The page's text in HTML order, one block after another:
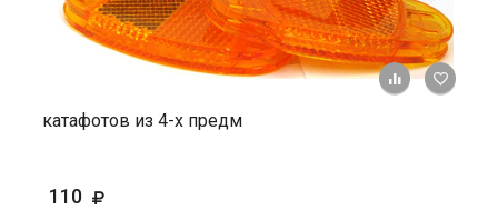
+ К
катафотов из 4-х предм
110